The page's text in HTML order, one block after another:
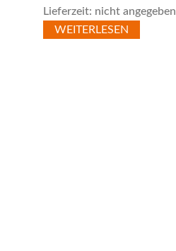
Lieferzeit: nicht angegeben
WEITERLESEN